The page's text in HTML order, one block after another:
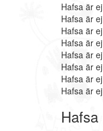
Hafsa är
Hafsa är
Hafsa är
Hafsa är
Hafsa är
Hafsa är
Hafsa är
Hafsa är